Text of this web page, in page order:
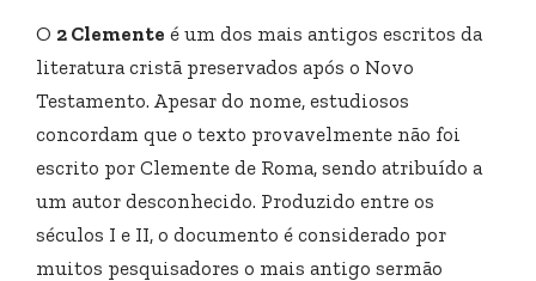
O 2 Clemente é um dos mais antigos escritos da
literatura cristã preservados após o Novo
Testamento. Apesar do nome, estudiosos
concordam que o texto provavelmente não foi
escrito por Clemente de Roma, sendo atribuído a
um autor desconhecido. Produzido entre os
séculos I e II, o documento é considerado por
muitos pesquisadores o mais antigo sermão